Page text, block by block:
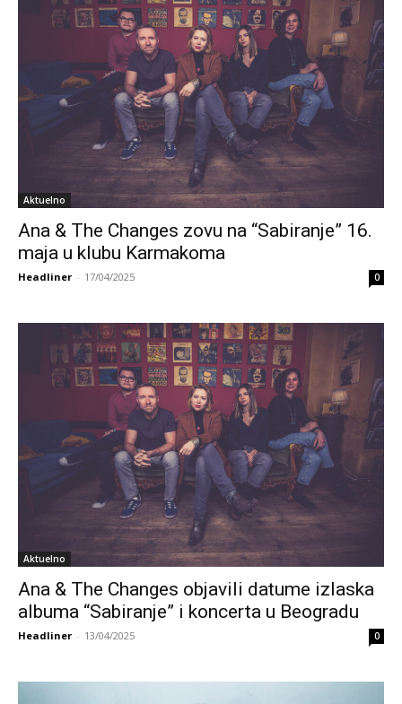
Aktuelno
Ana & The Changes zovu na “Sabiranje” 16.
maja u klubu Karmakoma
Headliner - 17/04/2025 0
Aktuelno
Ana & The Changes objavili datume izlaska
albuma “Sabiranje” i koncerta u Beogradu
Headliner - 13/04/2025 0